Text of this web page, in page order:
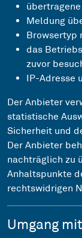
Meldung
Browsertyp
das
zuvor
IP-Adresse
Der Anbieter
statistische
Sicherheit und
Der Anbieter
nachträglich zu
Anhaltspunkte
rechtswidrigen
Umgang